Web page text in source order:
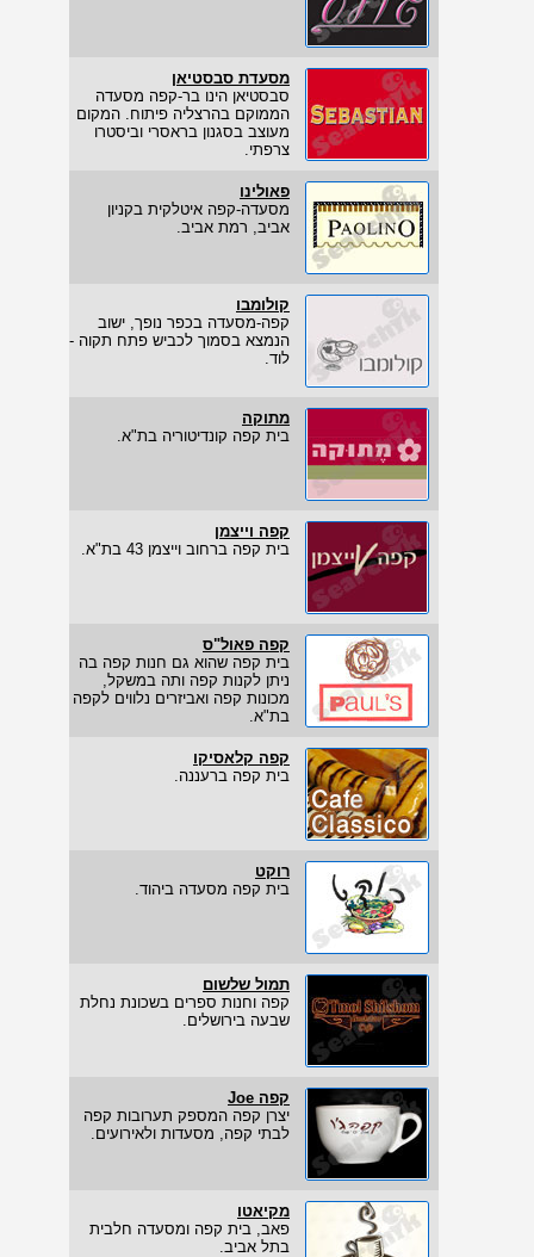
מסעדת סבסטיאן
סבסטיאן הינו בר-קפה מסעדה
הממוקם בהרצליה פיתוח. המקום
מעוצב בסגנון בראסרי וביסטרו
צרפתי.
פאולינו
מסעדה-קפה איטלקית בקניון
אביב, רמת אביב.
קולומבו
קפה-מסעדה בכפר נופך, ישוב
הנמצא בסמוך לכביש פתח תקוה -
לוד.
מתוקה
בית קפה קונדיטוריה בת"א.
קפה וייצמן
בית קפה ברחוב וייצמן 43 בת"א.
קפה פאול"ס
בית קפה שהוא גם חנות קפה בה
ניתן לקנות קפה ותה במשקל,
מכונות קפה ואביזרים נלווים לקפה
בת"א.
קפה קלאסיקו
בית קפה ברעננה.
רוקט
בית קפה מסעדה ביהוד.
תמול שלשום
קפה וחנות ספרים בשכונת נחלת
שבעה בירושלים.
קפה Joe
יצרן קפה המספק תערובות קפה
לבתי קפה, מסעדות ולאירועים.
מקיאטו
פאב, בית קפה ומסעדה חלבית
בתל אביב.